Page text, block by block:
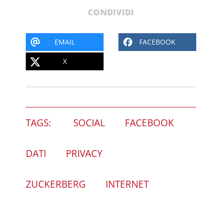
CONDIVIDI
EMAIL FACEBOOK
X
TAGS: SOCIAL FACEBOOK
DATI PRIVACY
ZUCKERBERG INTERNET